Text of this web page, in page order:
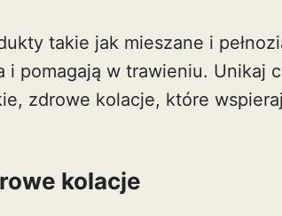
takie jak mieszane i
i pomagają w trawieniu. Unikaj
zdrowe kolacje, które
kolacje